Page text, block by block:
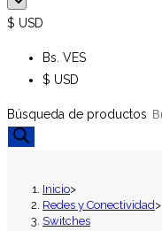
$ USD
Bs. VES
$ USD
Búsqueda de productos
Inicio>
Redes y Conectividad>
Switches